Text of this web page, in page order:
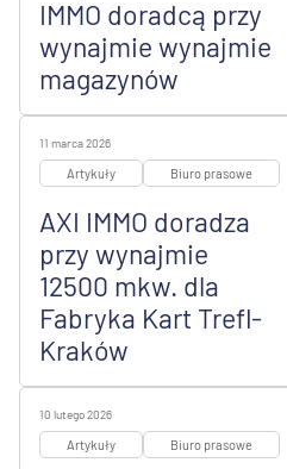
IMMO doradcą przy
wynajmie wynajmie
magazynów
11 marca 2026
Artykuły Biuro prasowe
AXI IMMO doradza
przy wynajmie
12500 mkw. dla
Fabryka Kart Trefl-
Kraków
10 lutego 2026
Artykuły Biuro prasowe